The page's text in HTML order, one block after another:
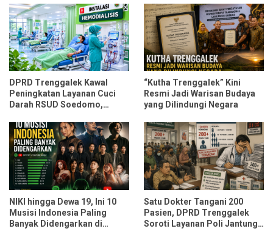
DPRD Trenggalek Kawal
Peningkatan Layanan Cuci
Darah RSUD Soedomo,
Pasien Sekali Pelayanan
“Kutha Trenggalek” Kini
Resmi Jadi Warisan Budaya
yang Dilindungi Negara
NIKI hingga Dewa 19, Ini 10
Musisi Indonesia Paling
Banyak Didengarkan di
Satu Dokter Tangani 200
Pasien, DPRD Trenggalek
Soroti Layanan Poli Jantung